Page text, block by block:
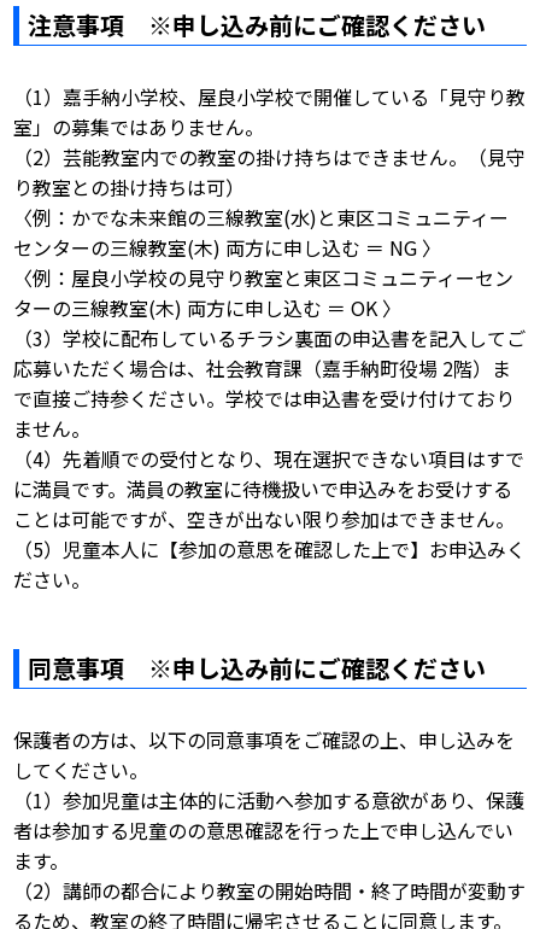
注意事項 ※申し込み前にご確認ください
（1）嘉手納小学校、屋良小学校で開催している「見守り教
室」の募集ではありません。
（2）芸能教室内での教室の掛け持ちはできません。（見守
り教室との掛け持ちは可）
〈例：かでな未来館の三線教室(水)と東区コミュニティー
センターの三線教室(木) 両方に申し込む ＝ NG 〉
〈例：屋良小学校の見守り教室と東区コミュニティーセン
ターの三線教室(木) 両方に申し込む ＝ OK 〉
（3）学校に配布しているチラシ裏面の申込書を記入してご
応募いただく場合は、社会教育課（嘉手納町役場 2階）ま
で直接ご持参ください。学校では申込書を受け付けており
ません。
（4）先着順での受付となり、現在選択できない項目はすで
に満員です。満員の教室に待機扱いで申込みをお受けする
ことは可能ですが、空きが出ない限り参加はできません。
（5）児童本人に【参加の意思を確認した上で】お申込みく
ださい。
同意事項 ※申し込み前にご確認ください
保護者の方は、以下の同意事項をご確認の上、申し込みを
してください。
（1）参加児童は主体的に活動へ参加する意欲があり、保護
者は参加する児童のの意思確認を行った上で申し込んでい
ます。
（2）講師の都合により教室の開始時間・終了時間が変動す
るため、教室の終了時間に帰宅させることに同意します。